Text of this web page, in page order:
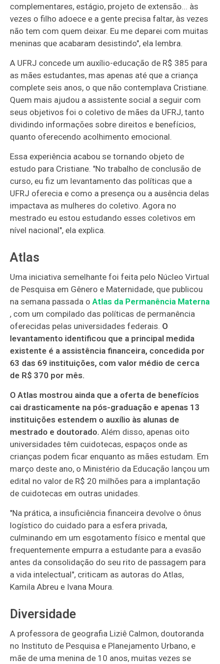
complementares, estágio, projeto de extensão... às
vezes o filho adoece e a gente precisa faltar, às vezes
não tem com quem deixar. Eu me deparei com muitas
meninas que acabaram desistindo", ela lembra.
A UFRJ concede um auxílio-educação de R$ 385 para
as mães estudantes, mas apenas até que a criança
complete seis anos, o que não contemplava Cristiane.
Quem mais ajudou a assistente social a seguir com
seus objetivos foi o coletivo de mães da UFRJ, tanto
dividindo informações sobre direitos e benefícios,
quanto oferecendo acolhimento emocional.
Essa experiência acabou se tornando objeto de
estudo para Cristiane. "No trabalho de conclusão de
curso, eu fiz um levantamento das políticas que a
UFRJ oferecia e como a presença ou a ausência delas
impactava as mulheres do coletivo. Agora no
mestrado eu estou estudando esses coletivos em
nível nacional", ela explica.
Atlas
Uma iniciativa semelhante foi feita pelo Núcleo Virtual
de Pesquisa em Gênero e Maternidade, que publicou
na semana passada oAtlas da Permanência Materna
, com um compilado das políticas de permanência
oferecidas pelas universidades federais. O
levantamento identificou que a principal medida
existente é a assistência financeira, concedida por
63 das 69 instituições, com valor médio de cerca
de R$ 370 por mês.
O Atlas mostrou ainda que a oferta de benefícios
cai drasticamente na pós-graduação e apenas 13
instituições estendem o auxílio às alunas de
mestrado e doutorado. Além disso, apenas oito
universidades têm cuidotecas, espaços onde as
crianças podem ficar enquanto as mães estudam. Em
março deste ano, o Ministério da Educação lançou um
edital no valor de R$ 20 milhões para a implantação
de cuidotecas em outras unidades.
"Na prática, a insuficiência financeira devolve o ônus
logístico do cuidado para a esfera privada,
culminando em um esgotamento físico e mental que
frequentemente empurra a estudante para a evasão
antes da consolidação do seu rito de passagem para
a vida intelectual", criticam as autoras do Atlas,
Kamila Abreu e Ivana Moura.
Diversidade
A professora de geografia Liziê Calmon, doutoranda
no Instituto de Pesquisa e Planejamento Urbano, e
mãe de uma menina de 10 anos, muitas vezes se